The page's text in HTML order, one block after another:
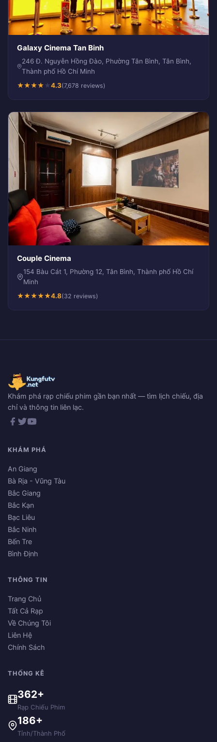
Galaxy Cinema Tan Binh
246 Đ. Nguyễn Hồng Đào, Phường Tân Bình, Tân Bình,
Thành phố Hồ Chí Minh
★★★★★4.3(7,678 reviews)
Couple Cinema
154 Bàu Cát 1, Phường 12, Tân Bình, Thành phố Hồ Chí
Minh
★★★★★4.8(32 reviews)
Khám phá rạp chiếu phim gần bạn nhất — tìm lịch chiếu, địa
chỉ và thông tin liên lạc.
KHÁM PHÁ
An Giang
Bà Rịa - Vũng Tàu
Bắc Giang
Bắc Kạn
Bạc Liêu
Bắc Ninh
Bến Tre
Bình Định
THÔNG TIN
Trang Chủ
Tất Cả Rạp
Về Chúng Tôi
Liên Hệ
Chính Sách
THỐNG KÊ
362+
Rạp Chiếu Phim
186+
Tỉnh/Thành Phố